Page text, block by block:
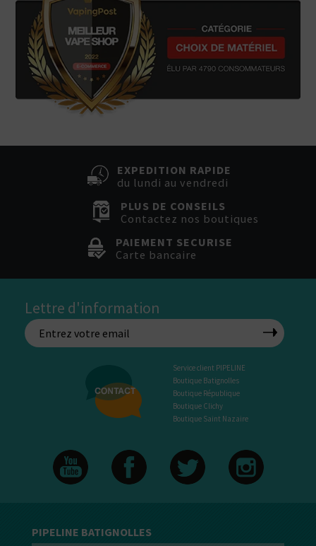
EXPEDITION RAPIDE
du lundi au vendredi
PLUS DE CONSEILS
Contactez nos boutiques
PAIEMENT SECURISE
Carte bancaire
Lettre d'information
Service client PIPELINE
Boutique Batignolles
Boutique République
Boutique Clichy
Boutique Saint Nazaire
PIPELINE BATIGNOLLES